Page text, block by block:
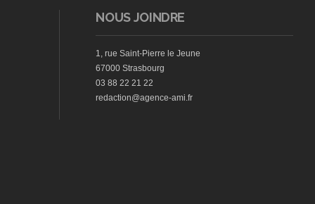
NOUS JOINDRE
1, rue Saint-Pierre le Jeune
67000 Strasbourg
03 88 22 21 22
redaction@agence-ami.fr